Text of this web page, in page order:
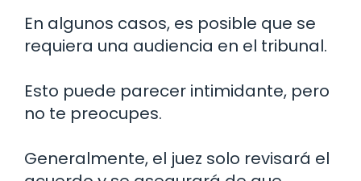
En algunos casos, es posible que se
requiera una audiencia en el tribunal.
Esto puede parecer intimidante, pero
no te preocupes.
Generalmente, el juez solo revisará el